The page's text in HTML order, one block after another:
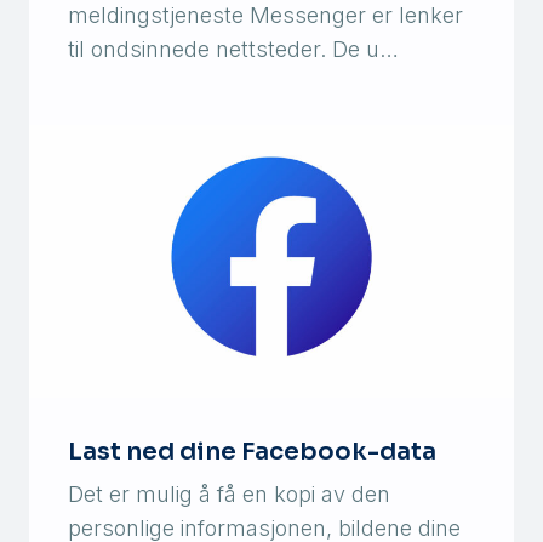
meldingstjeneste Messenger er lenker
til ondsinnede nettsteder. De u…
Last ned dine Facebook-data
Det er mulig å få en kopi av den
personlige informasjonen, bildene dine